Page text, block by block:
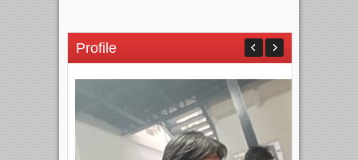
Profile